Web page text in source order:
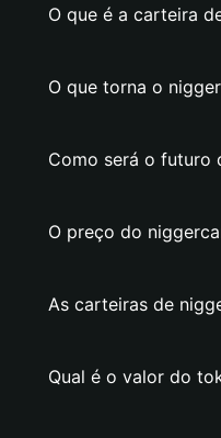
O que é a carteira
O que torna o
Como será o futuro
O preço do
As carteiras de
Qual é o valor do